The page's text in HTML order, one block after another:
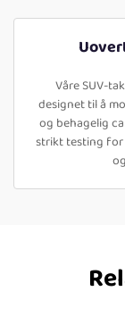
Våre SUV-
designet til å
og behagelig
strikt testing for